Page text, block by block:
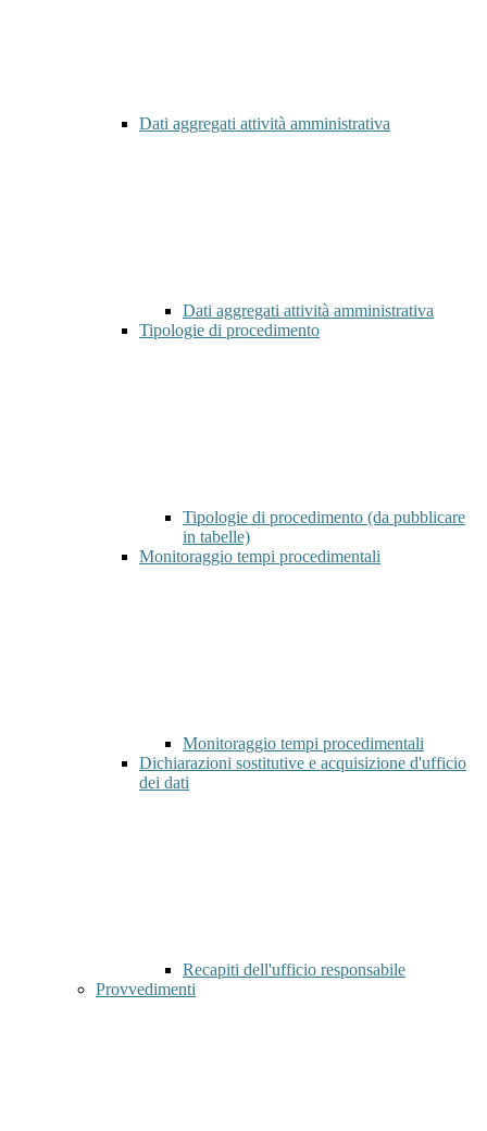
Dati aggregati attività amministrativa
Dati aggregati attività amministrativa
Tipologie di procedimento
Tipologie di procedimento (da pubblicare
in tabelle)
Monitoraggio tempi procedimentali
Monitoraggio tempi procedimentali
Dichiarazioni sostitutive e acquisizione d'ufficio
dei dati
Recapiti dell'ufficio responsabile
Provvedimenti